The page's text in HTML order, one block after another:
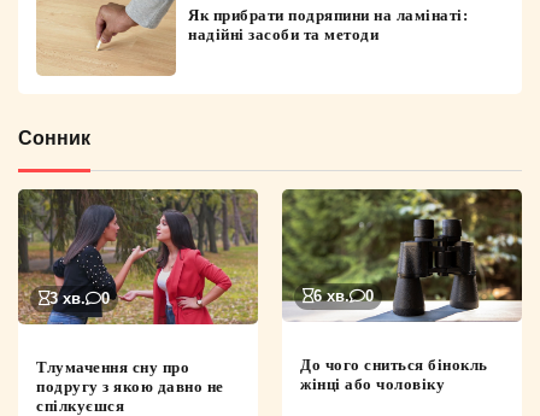
Як прибрати подряпини на ламінаті:
надійні засоби та методи
Сонник
3 хв. 0
Тлумачення сну про
подругу з якою давно не
спілкуєшся
6 хв. 0
До чого сниться бінокль
жінці або чоловіку